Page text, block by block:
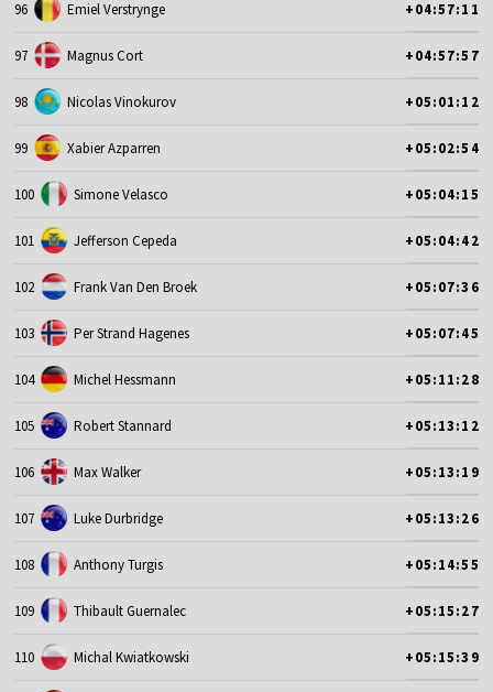
96 Emiel Verstrynge +04:57:11
97 Magnus Cort +04:57:57
98 Nicolas Vinokurov +05:01:12
99 Xabier Azparren +05:02:54
100 Simone Velasco +05:04:15
101 Jefferson Cepeda +05:04:42
102 Frank Van Den Broek +05:07:36
103 Per Strand Hagenes +05:07:45
104 Michel Hessmann +05:11:28
105 Robert Stannard +05:13:12
106 Max Walker +05:13:19
107 Luke Durbridge +05:13:26
108 Anthony Turgis +05:14:55
109 Thibault Guernalec +05:15:27
110 Michal Kwiatkowski +05:15:39